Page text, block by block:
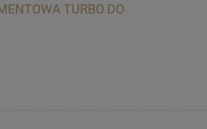
TURBO DO